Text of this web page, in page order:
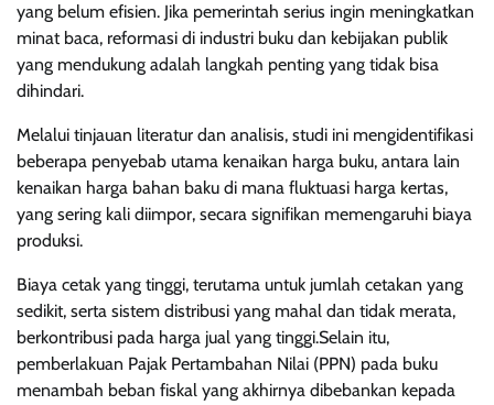
yang belum efisien. Jika pemerintah serius ingin meningkatkan
minat baca, reformasi di industri buku dan kebijakan publik
yang mendukung adalah langkah penting yang tidak bisa
dihindari.
Melalui tinjauan literatur dan analisis, studi ini mengidentifikasi
beberapa penyebab utama kenaikan harga buku, antara lain
kenaikan harga bahan baku di mana fluktuasi harga kertas,
yang sering kali diimpor, secara signifikan memengaruhi biaya
produksi.
Biaya cetak yang tinggi, terutama untuk jumlah cetakan yang
sedikit, serta sistem distribusi yang mahal dan tidak merata,
berkontribusi pada harga jual yang tinggi.Selain itu,
pemberlakuan Pajak Pertambahan Nilai (PPN) pada buku
menambah beban fiskal yang akhirnya dibebankan kepada